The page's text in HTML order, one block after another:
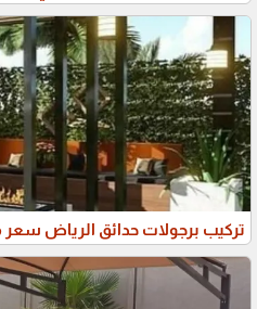
تركيب برجولات حدائق الرياض